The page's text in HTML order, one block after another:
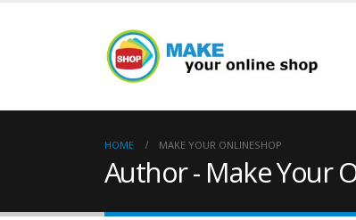
HOME MAKE YOUR ONLINESHOP
Author - Make Your